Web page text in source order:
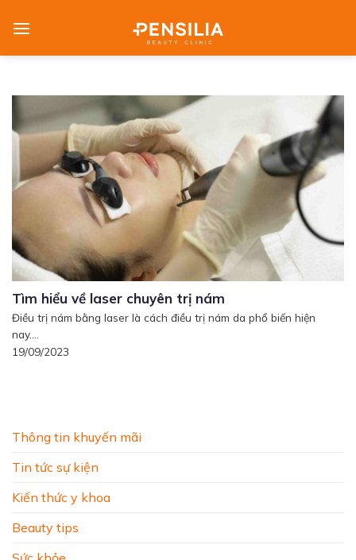
Thông tin khuyến mãi
Tin tức sự kiện
Kiến thức y khoa
Beauty tips
Tìm hiểu về laser chuyên trị nám
Điều trị nám bằng laser là cách điều trị nám da phổ biến hiện
nay....
19/09/2023